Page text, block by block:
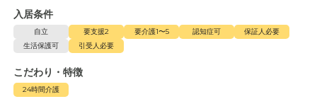
入居条件
自立 要支援2 要介護1〜5 認知症可
保証人必要
生活保護可
引受人必要
こだわり・特徴
24時間介護